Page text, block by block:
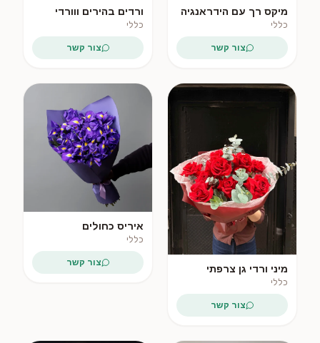
מיקס רך עם הידראנגיה
ווורדי ריסוס
כללי
צור קשר
ורדים בהירים ווורדי
ריסוס
כללי
צור קשר
מיני ורדי גן צרפתי
כללי
צור קשר
איריס כחולים
כללי
צור קשר